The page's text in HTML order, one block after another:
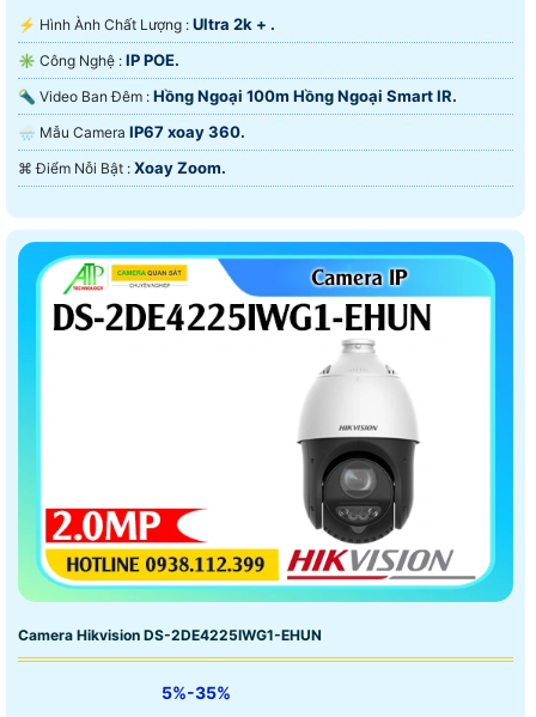
️⚡ Hình Ành Chất Lượng : Ultra 2k + .
✳️ Công Nghệ : IP POE.
🔦 Video Ban Đêm : Hồng Ngoại 100m Hồng Ngoại Smart IR.
🌧️ Mẫu Camera IP67 xoay 360.
️⌘ Điểm Nỗi Bật : Xoay Zoom.
Camera Hikvision DS-2DE4225IWG1-EHUN
5%-35%